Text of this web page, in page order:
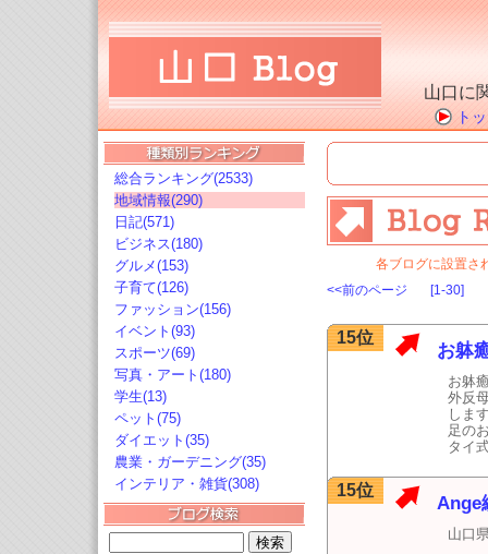
山口に
ト
総合ランキング(2533)
地域情報(290)
日記(571)
ビジネス(180)
グルメ(153)
子育て(126)
ファッション(156)
イベント(93)
スポーツ(69)
写真・アート(180)
学生(13)
ペット(75)
ダイエット(35)
農業・ガーデニング(35)
インテリア・雑貨(308)
各ブログに設置さ
<<前のページ
[1-30]
15位
お躰
お躰
外反
しま
足の
タイ
15位
Ange
山口